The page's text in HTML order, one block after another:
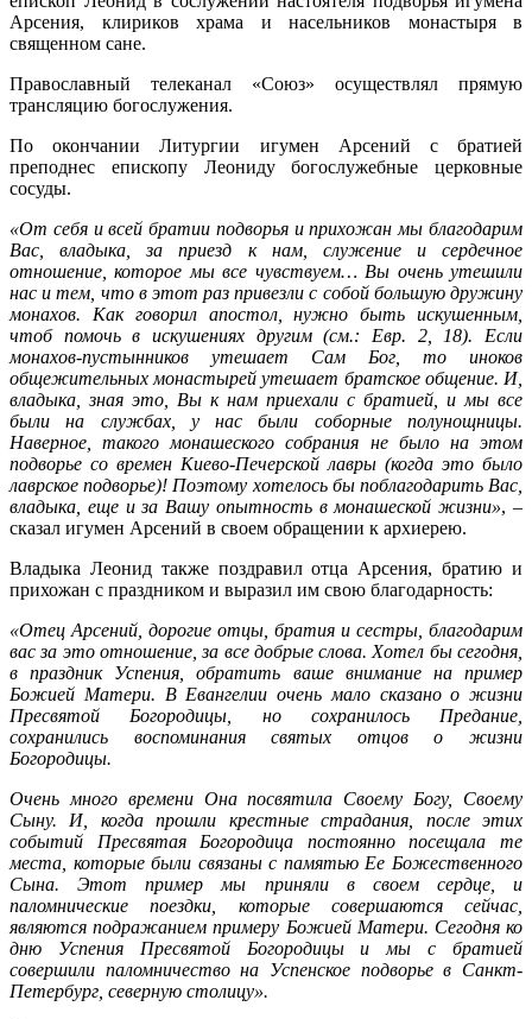
Арсения, клириков храма и насельников монастыря в
священном сане.
Православный телеканал «Союз» осуществлял прямую
трансляцию богослужения.
По окончании Литургии игумен Арсений с братией
преподнес епископу Леониду богослужебные церковные
сосуды.
«От себя и всей братии подворья и прихожан мы благодарим
Вас, владыка, за приезд к нам, служение и сердечное
отношение, которое мы все чувствуем… Вы очень утешили
нас и тем, что в этот раз привезли с собой большую дружину
монахов. Как говорил апостол, нужно быть искушенным,
чтоб помочь в искушениях другим (см.: Евр. 2, 18). Если
монахов-пустынников утешает Сам Бог, то иноков
общежительных монастырей утешает братское общение. И,
владыка, зная это, Вы к нам приехали с братией, и мы все
были на службах, у нас были соборные полунощницы.
Наверное, такого монашеского собрания не было на этом
подворье со времен Киево-Печерской лавры (когда это было
лаврское подворье)! Поэтому хотелось бы поблагодарить Вас,
владыка, еще и за Вашу опытность в монашеской жизни», –
сказал игумен Арсений в своем обращении к архиерею.
Владыка Леонид также поздравил отца Арсения, братию и
прихожан с праздником и выразил им свою благодарность:
«Отец Арсений, дорогие отцы, братия и сестры, благодарим
вас за это отношение, за все добрые слова. Хотел бы сегодня,
в праздник Успения, обратить ваше внимание на пример
Божией Матери. В Евангелии очень мало сказано о жизни
Пресвятой Богородицы, но сохранилось Предание,
сохранились воспоминания святых отцов о жизни
Богородицы.
Очень много времени Она посвятила Своему Богу, Своему
Сыну. И, когда прошли крестные страдания, после этих
событий Пресвятая Богородица постоянно посещала те
места, которые были связаны с памятью Ее Божественного
Сына. Этот пример мы приняли в своем сердце, и
паломнические поездки, которые совершаются сейчас,
являются подражанием примеру Божией Матери. Сегодня ко
дню Успения Пресвятой Богородицы и мы с братией
совершили паломничество на Успенское подворье в Санкт-
Петербург, северную столицу».